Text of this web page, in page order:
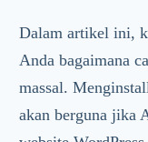
Dalam artikel ini,
Anda bagaimana
massal.
akan berguna jika